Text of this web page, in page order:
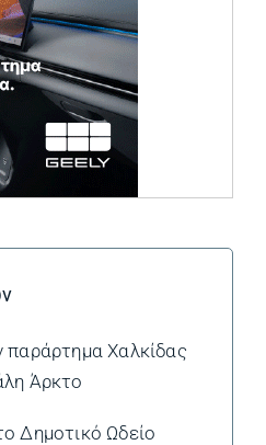
παράρτημα Χαλκίδας
Άρκτο
Δημοτικό Ωδείο